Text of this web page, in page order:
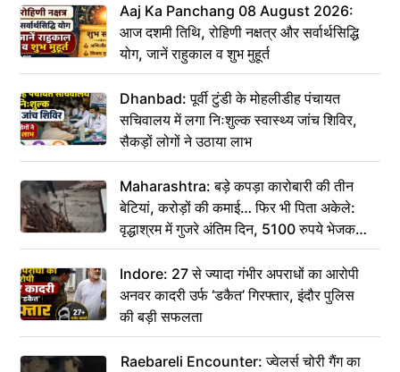
Aaj Ka Panchang 08 August 2026:
आज दशमी तिथि, रोहिणी नक्षत्र और सर्वार्थसिद्धि
योग, जानें राहुकाल व शुभ मुहूर्त
Dhanbad: पूर्वी टुंडी के मोहलीडीह पंचायत
सचिवालय में लगा निःशुल्क स्वास्थ्य जांच शिविर,
सैकड़ों लोगों ने उठाया लाभ
Maharashtra: बड़े कपड़ा कारोबारी की तीन
बेटियां, करोड़ों की कमाई… फिर भी पिता अकेले:
वृद्धाश्रम में गुजरे अंतिम दिन, 5100 रुपये भेजकर
कहा– अंतिम संस्कार कर दीजिए हम नहीं आ पाएंगे
Indore: 27 से ज्यादा गंभीर अपराधों का आरोपी
अनवर कादरी उर्फ ‘डकैत’ गिरफ्तार, इंदौर पुलिस
की बड़ी सफलता
Raebareli Encounter: ज्वेलर्स चोरी गैंग का